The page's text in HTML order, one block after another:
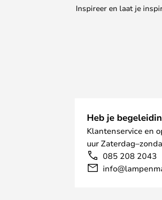
Inspireer en laat je
Heb je
Klantenservice en
uur
085 208 2043